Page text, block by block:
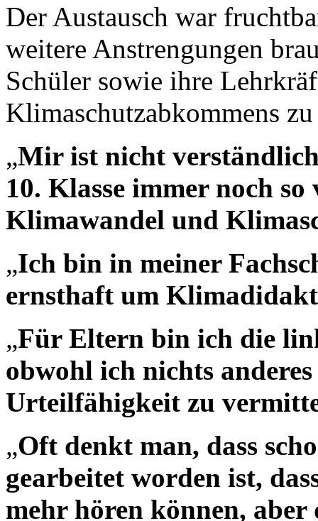
Der Austausch war
weitere Anstrengungen
Schüler sowie ihre
Klimaschutzabkommens
„Mir ist nicht
10. Klasse immer noch
Klimawandel und
„Ich bin in meiner
ernsthaft um
„Für Eltern bin ich die
obwohl ich nichts
Urteilfähigkeit zu
„Oft denkt man, dass
gearbeitet worden ist,
mehr hören können,